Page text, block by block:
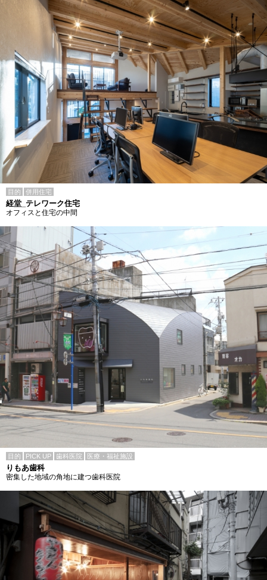
目的 併用住宅
経堂_テレワーク住宅
オフィスと住宅の中間
目的 PICK UP 歯科医院 医療・福祉施設
りもあ歯科
密集した地域の角地に建つ歯科医院